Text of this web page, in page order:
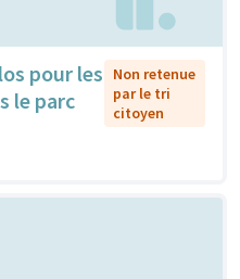
pour les
le parc
Non retenue
par le tri
citoyen